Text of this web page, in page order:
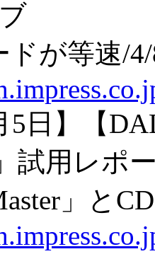
が等速/
5日】【
試用レポ
」と